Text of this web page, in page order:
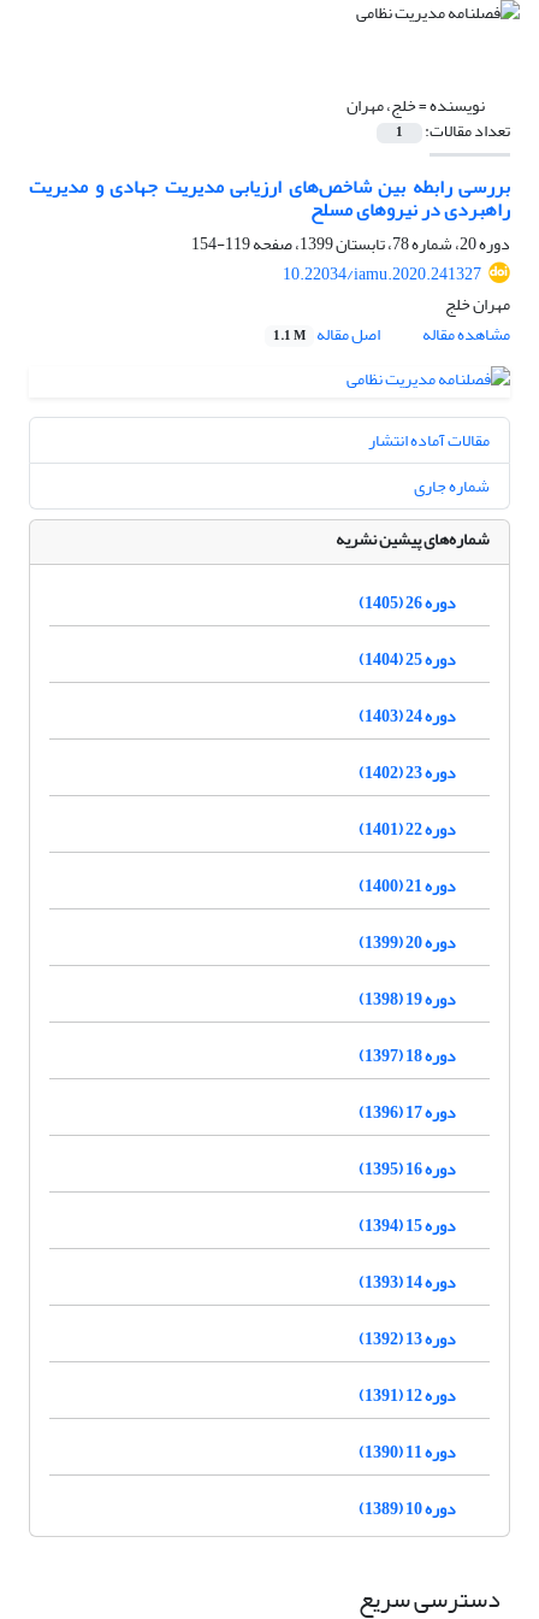
نویسنده =خلج، مهران
تعداد مقالات: 1
بررسی رابطه بین شاخص‌های ارزیابی مدیریت جهادی و مدیریت
راهبردی در نیروهای مسلح
دوره 20، شماره 78، تابستان 1399، صفحه
119-154
10.22034/iamu.2020.241327
مهران خلج
مشاهده مقاله
اصل مقاله 1.1 M
مقالات آماده انتشار
شماره جاری
شماره‌های پیشین نشریه
دوره 26 (1405)
دوره 25 (1404)
دوره 24 (1403)
دوره 23 (1402)
دوره 22 (1401)
دوره 21 (1400)
دوره 20 (1399)
دوره 19 (1398)
دوره 18 (1397)
دوره 17 (1396)
دوره 16 (1395)
دوره 15 (1394)
دوره 14 (1393)
دوره 13 (1392)
دوره 12 (1391)
دوره 11 (1390)
دوره 10 (1389)
دسترسی سریع